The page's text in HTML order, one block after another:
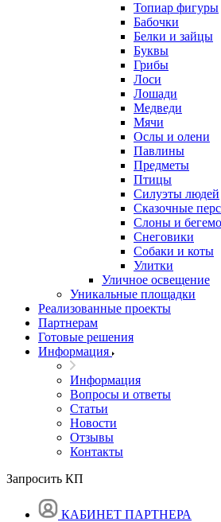
Топиар фигуры
Бабочки
Белки и зайцы
Буквы
Грибы
Лоси
Лошади
Медведи
Мячи
Ослы и олени
Павлины
Предметы
Птицы
Силуэты людей
Сказочные
Слоны и
Снеговики
Собаки и коты
Улитки
Уличное освещение
Уникальные площадки
Реализованные проекты
Партнерам
Готовые решения
Информация
Информация
Вопросы и ответы
Статьи
Новости
Отзывы
Контакты
Запросить КП
КАБИНЕТ ПАРТНЕРА